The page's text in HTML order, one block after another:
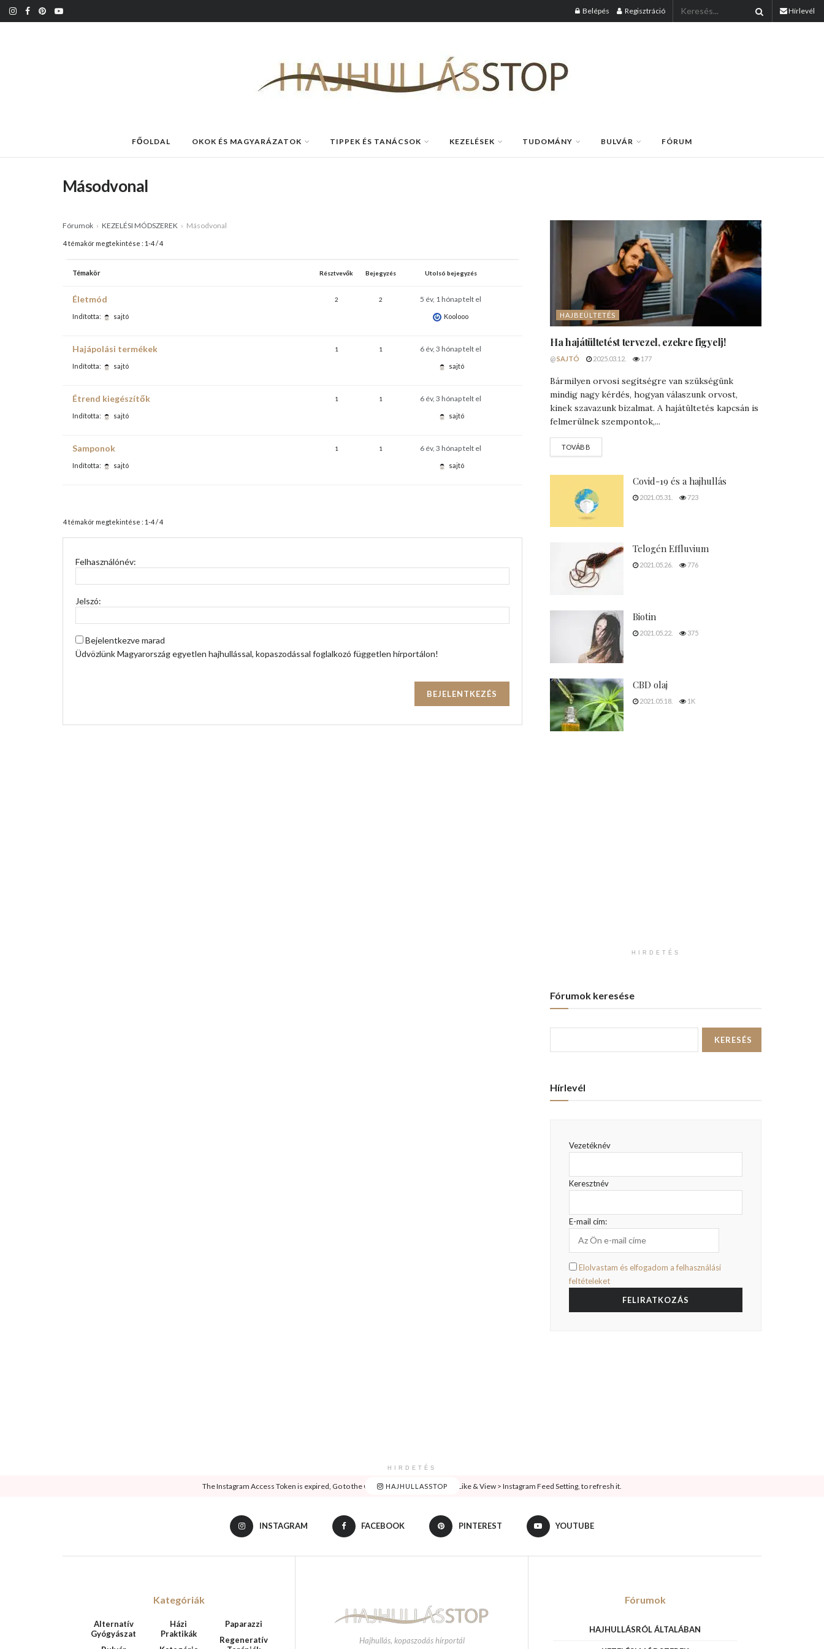
Belépés Regisztráció Hírlevél
FŐOLDAL OKOK ÉS MAGYARÁZATOK TIPPEK ÉS TANÁCSOK KEZELÉSEK TUDOMÁNY BULVÁR FÓRUM
Másodvonal
Fórumok › KEZELÉSI MÓDSZEREK › Másodvonal
4 témakör megtekintése : 1-4 / 4
Témakör Résztvevők Bejegyzés Utolsó bejegyzés
Életmód
Indította: sajtó
2 2 5 év, 1 hónap telt el
Koolooo
Hajápolási termékek
Indította: sajtó
1 1 6 év, 3 hónap telt el
sajtó
Étrend kiegészítők
Indította: sajtó
1 1 6 év, 3 hónap telt el
sajtó
Samponok
Indította: sajtó
1 1 6 év, 3 hónap telt el
sajtó
4 témakör megtekintése : 1-4 / 4
Felhasználónév:
Jelszó:
Bejelentkezve marad
Üdvözlünk Magyarország egyetlen hajhullással, kopaszodással foglalkozó független hírportálon!
BEJELENTKEZÉS
HAJBEÜLTETÉS
Ha hajátültetést tervezel, ezekre figyelj!
@SAJTÓ 2025.03.12. 177
Bármilyen orvosi segítségre van szükségünk
mindig nagy kérdés, hogyan válaszunk orvost,
kinek szavazunk bizalmat. A hajátültetés kapcsán is
felmerülnek szempontok,...
TOVÁBB
Covid-19 és a hajhullás
2021.05.31. 723
Telogén Effluvium
2021.05.26. 776
Biotin
2021.05.22. 375
CBD olaj
2021.05.18. 1K
HIRDETÉS
Fórumok keresése
Hírlevél
Vezetéknév
Keresztnév
E-mail cím:
Elolvastam és elfogadom a felhasználási
feltételeket
HIRDETÉS
HAJHULLASSTOP
The Instagram Access Token is expired, Go to the Customizer > JNews : Social, Like & View > Instagram Feed Setting, to refresh it.
INSTAGRAM FACEBOOK PINTEREST YOUTUBE
Kategóriák
Alternatív
Gyógyászat
Házi
Praktikák
Paparazzi
Regeneratív
Hajhullás, kopaszodás hírportál
Fórumok
HAJHULLÁSRÓL ÁLTALÁBAN